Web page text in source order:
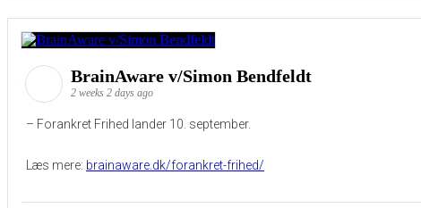
BrainAware v/Simon Bendfeldt
2 weeks 2 days ago
– Forankret Frihed lander 10. september.
Læs mere: brainaware.dk/forankret-frihed/